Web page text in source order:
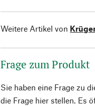
Weitere Artikel von
Frage zum Produkt
Sie haben eine Frage zu
die Frage hier stellen. Es